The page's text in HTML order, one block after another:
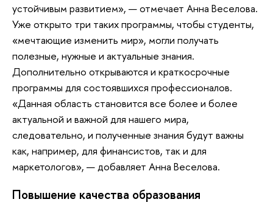
устойчивым развитием», — отмечает Анна Веселова.
Уже открыто три таких программы, чтобы студенты,
«мечтающие изменить мир», могли получать
полезные, нужные и актуальные знания.
Дополнительно открываются и краткосрочные
программы для состоявшихся профессионалов.
«Данная область становится все более и более
актуальной и важной для нашего мира,
следовательно, и полученные знания будут важны
как, например, для финансистов, так и для
маркетологов», — добавляет Анна Веселова.
Повышение качества образования